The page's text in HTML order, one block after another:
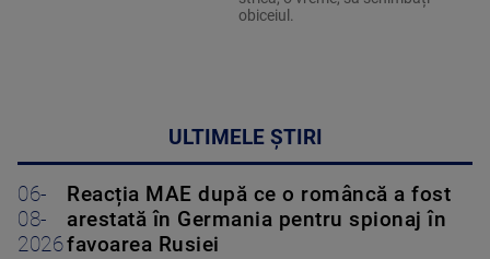
obiceiul.
ULTIMELE ȘTIRI
06-
08-
2026
Reacția MAE după ce o româncă a fost
arestată în Germania pentru spionaj în
favoarea Rusiei